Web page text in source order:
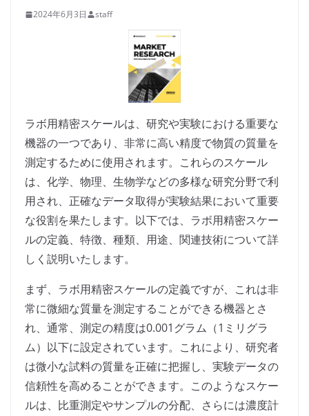
2024年6月3日 staff
ラボ用精密スケールは、研究や実験における重要な
機器の一つであり、非常に高い精度で物質の質量を
測定するために使用されます。これらのスケール
は、化学、物理、生物学などの多様な研究分野で利
用され、正確なデータ取得が実験結果において重要
な役割を果たします。以下では、ラボ用精密スケー
ルの定義、特徴、種類、用途、関連技術について詳
しく説明いたします。
まず、ラボ用精密スケールの定義ですが、これは非
常に微細な質量を測定することができる機器とさ
れ、通常、測定の精度は0.001グラム（1ミリグラ
ム）以下に設定されています。これにより、研究者
は微小な試料の質量を正確に把握し、実験データの
信頼性を高めることができます。このようなスケー
ルは、比重測定やサンプルの分配、さらには濃度計